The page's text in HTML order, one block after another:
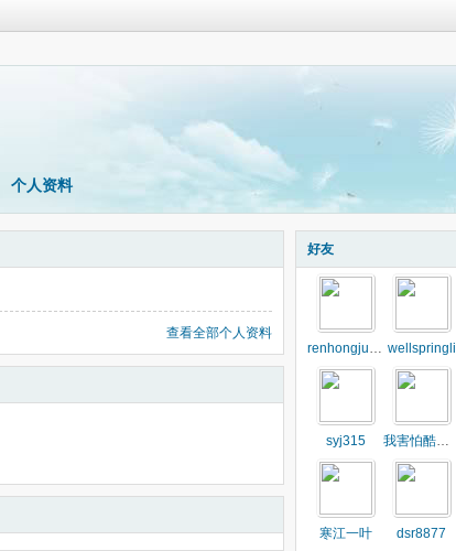
个人资料
查看全部个人资料
好友
renhongjuan80 wellspringli
syj315 我害怕酷暑啊i
寒江一叶 dsr8877